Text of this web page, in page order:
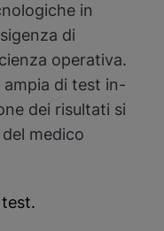
in
di
operativa.
di test in-
dei risultati si
medico